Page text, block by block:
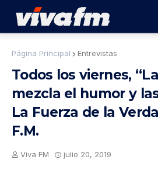
Página Principal Entrevistas
Todos los viernes,
mezcla el humor y
La Fuerza de la
F.M.
Viva FM julio 20, 2019